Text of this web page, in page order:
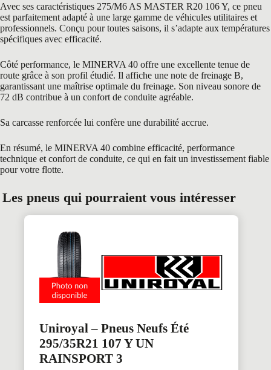
Avec ses caractéristiques 275/M6 AS MASTER R20 106 Y, ce pneu
est parfaitement adapté à une large gamme de véhicules utilitaires et
professionnels. Conçu pour toutes saisons, il s’adapte aux températures
spécifiques avec efficacité.
Côté performance, le MINERVA 40 offre une excellente tenue de
route grâce à son profil étudié. Il affiche une note de freinage B,
garantissant une maîtrise optimale du freinage. Son niveau sonore de
72 dB contribue à un confort de conduite agréable.
Sa carcasse renforcée lui confère une durabilité accrue.
En résumé, le MINERVA 40 combine efficacité, performance
technique et confort de conduite, ce qui en fait un investissement fiable
pour votre flotte.
Les pneus qui pourraient vous intéresser
Uniroyal – Pneus Neufs Été
295/35R21 107 Y UN
RAINSPORT 3